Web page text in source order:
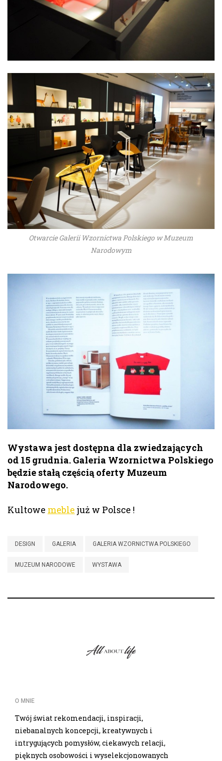
Otwarcie Galerii Wzornictwa Polskiego w Muzeum
Narodowym
Wystawa jest dostępna dla zwiedzających
od 15 grudnia. Galeria Wzornictwa Polskiego
będzie stałą częścią oferty Muzeum
Narodowego.
Kultowe meble już w Polsce !
DESIGN GALERIA GALERIA WZORNICTWA POLSKIEGO
MUZEUM NARODOWE WYSTAWA
O MNIE
Twój świat rekomendacji, inspiracji,
niebanalnych koncepcji, kreatywnych i
intrygujących pomysłów, ciekawych relacji,
pięknych osobowości i wyselekcjonowanych